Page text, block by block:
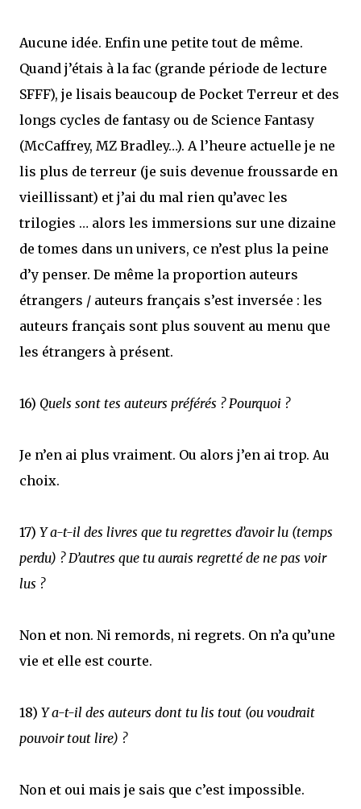
Aucune idée. Enfin une petite tout de même.
Quand j’étais à la fac (grande période de lecture
SFFF), je lisais beaucoup de Pocket Terreur et des
longs cycles de fantasy ou de Science Fantasy
(McCaffrey, MZ Bradley…). A l’heure actuelle je ne
lis plus de terreur (je suis devenue froussarde en
vieillissant) et j’ai du mal rien qu’avec les
trilogies … alors les immersions sur une dizaine
de tomes dans un univers, ce n’est plus la peine
d’y penser. De même la proportion auteurs
étrangers / auteurs français s’est inversée : les
auteurs français sont plus souvent au menu que
les étrangers à présent.
16) Quels sont tes auteurs préférés ? Pourquoi ?
Je n’en ai plus vraiment. Ou alors j’en ai trop. Au
choix.
17) Y a-t-il des livres que tu regrettes d’avoir lu (temps
perdu) ? D’autres que tu aurais regretté de ne pas voir
lus ?
Non et non. Ni remords, ni regrets. On n’a qu’une
vie et elle est courte.
18) Y a-t-il des auteurs dont tu lis tout (ou voudrait
pouvoir tout lire) ?
Non et oui mais je sais que c’est impossible.